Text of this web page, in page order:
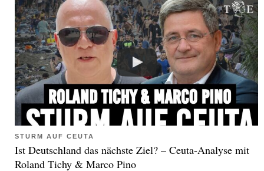
STURM AUF CEUTA
Ist Deutschland das nächste Ziel? – Ceuta-Analyse mit
Roland Tichy & Marco Pino